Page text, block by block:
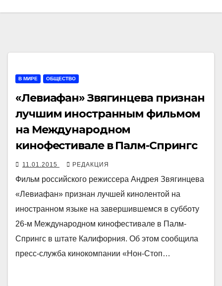
В МИРЕ ОБЩЕСТВО
«Левиафан» Звягинцева признан
лучшим иностранным фильмом
на Международном
кинофестивале в Палм-Спрингс
11.01.2015 РЕДАКЦИЯ
Фильм российского режиссера Андрея Звягинцева
«Левиафан» признан лучшей кинолентой на
иностранном языке на завершившемся в субботу
26-м Международном кинофестивале в Палм-
Спрингс в штате Калифорния. Об этом сообщила
пресс-служба кинокомпании «Нон-Стоп…